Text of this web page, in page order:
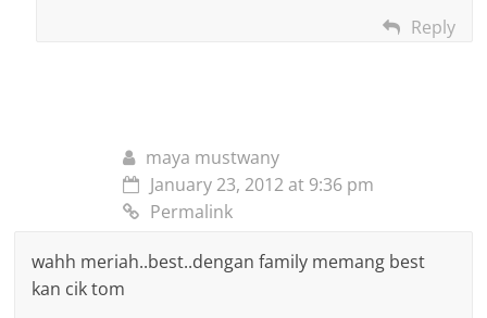
Reply
maya mustwany
January 23, 2012 at 9:36 pm
Permalink
wahh meriah..best..dengan family memang best
kan cik tom